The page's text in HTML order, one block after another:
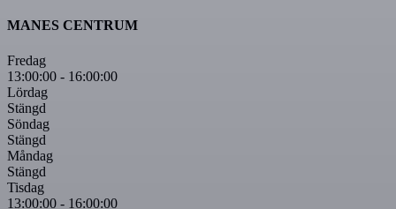
MANES CENTRUM
Fredag
13:00:00 - 16:00:00
Lördag
Stängd
Söndag
Stängd
Måndag
Stängd
Tisdag
13:00:00 - 16:00:00